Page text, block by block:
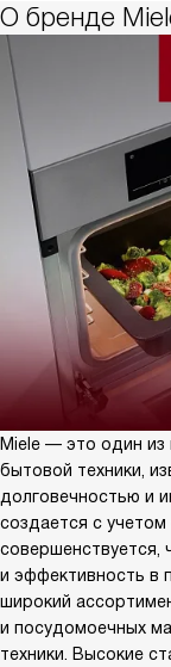
О бренде
Miele — это один
бытовой техники,
долговечностью и
создается с
совершенствуется,
и эффективность в
широкий
и посудомоечных
техники. Высокие